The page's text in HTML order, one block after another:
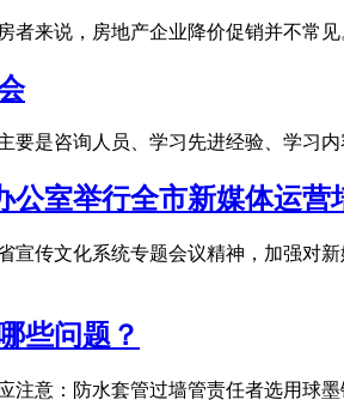
者来说，房地产企业降价促销并不常
要是咨询人员、学习先进经验、学习
公室举行全市新媒体运营
宣传文化系统专题会议精神，加强对
些问题？
注意：防水套管过墙管责任者选用球